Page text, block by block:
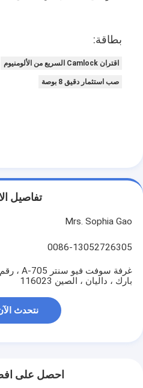
شريط من القماش الزجاجي
ورق الكرافت ذو الوجه احباط
قماش الألياف الزجاجية رقائق
صب الاستثمار الدقيق
لوح العزل الكهربائي
بطاقة:
اقتران Camlock السريع من الألومنيوم
صب استثمار دقيق 8 بوصة
تفاصيل
Mrs. Sophia Gao
0086-13052726305
بارك ، داليان ، الصين 116023
نتحدث
احصل على